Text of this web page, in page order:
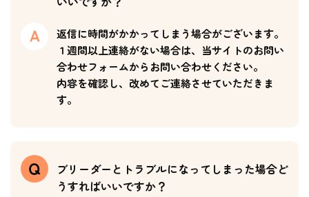
返信に時間がかかってしまう場合がございます。
１週間以上連絡がない場合は、当サイトのお問い
合わせフォームからお問い合わせください。
内容を確認し、改めてご連絡させていただきま
す。
ブリーダーとトラブルになってしまった場合ど
うすればいいですか？